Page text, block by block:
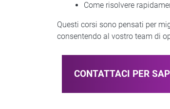
Come risolvere
Questi corsi sono pensati per
consentendo al vostro team di
CONTATTACI PER